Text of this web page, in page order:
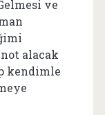
ve
alacak
kendimle